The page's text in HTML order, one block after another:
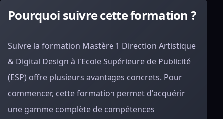
Pourquoi suivre cette formation ?
Suivre la formation Mastère 1 Direction Artistique
& Digital Design à l'Ecole Supérieure de Publicité
(ESP) offre plusieurs avantages concrets. Pour
commencer, cette formation permet d'acquérir
une gamme complète de compétences